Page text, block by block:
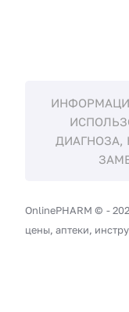
ДИАГНОЗА,
OnlinePHARM © -
цены, аптеки,